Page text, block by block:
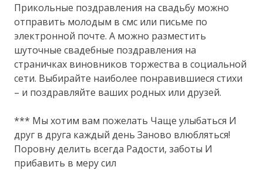
Прикольные поздравления на свадьбу можно
отправить молодым в смс или письме по
электронной почте. А можно разместить
шуточные свадебные поздравления на
страничках виновников торжества в социальной
сети. Выбирайте наиболее понравившиеся стихи
– и поздравляйте ваших родных или друзей.
*** Мы хотим вам пожелать Чаще улыбаться И
друг в друга каждый день Заново влюбляться!
Поровну делить всегда Радости, заботы И
прибавить в меру сил